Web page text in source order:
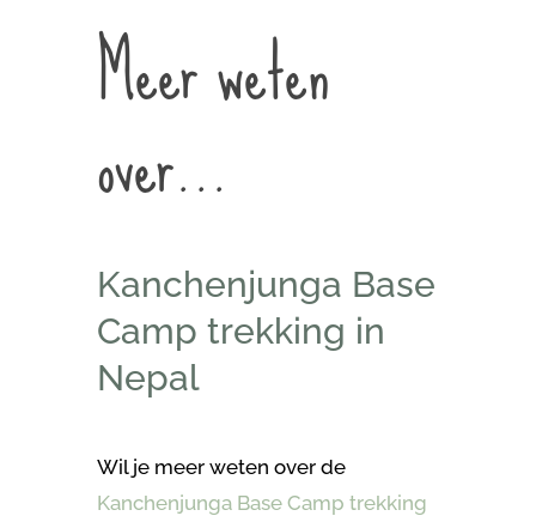
Meer weten
over…
Kanchenjunga Base
Camp trekking in
Nepal
Wil je meer weten over de
Kanchenjunga Base Camp trekking